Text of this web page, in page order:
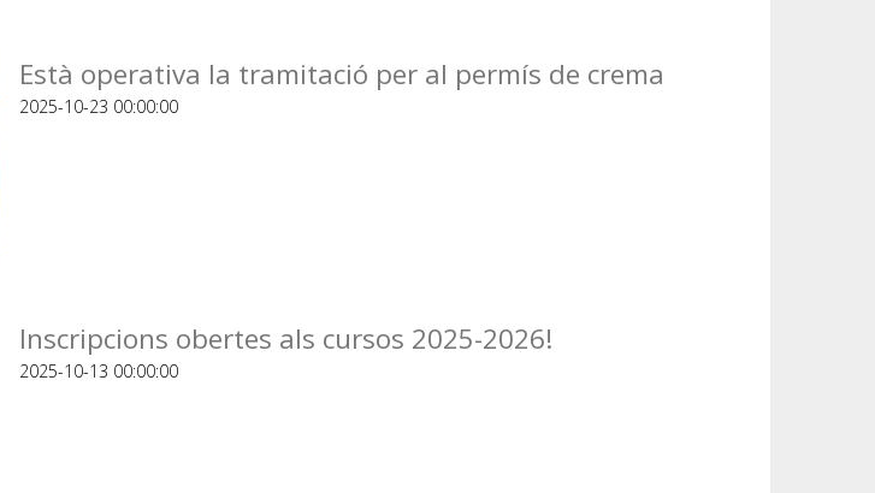
Està operativa la tramitació per al permís de crema
2025-10-23 00:00:00
Inscripcions obertes als cursos 2025-2026!
2025-10-13 00:00:00